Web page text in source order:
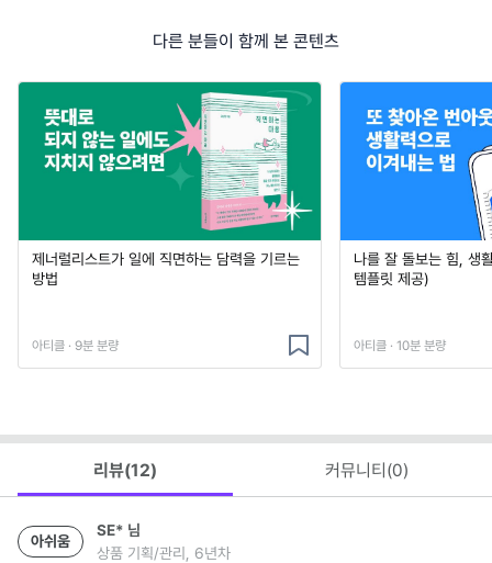
다른 분들이 함께 본 콘텐츠
제너럴리스트가 일에 직면하는 담력을 기르는
방법
아티클 · 9분 분량
나를 잘 돌보는 힘, 생
템플릿 제공)
아티클 · 10분 분량
리뷰(12) 커뮤니티(0)
아쉬움
SE* 님
상품 기획/관리, 6년차